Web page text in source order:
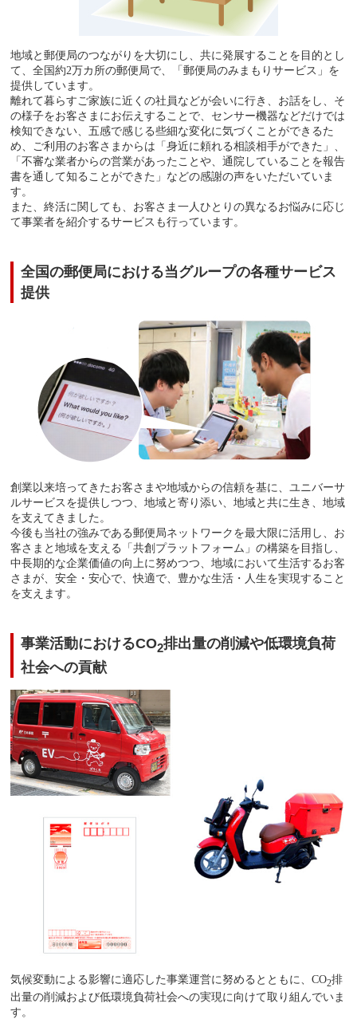
地域と郵便局のつながりを大切にし、共に発展することを目的とし
て、全国約2万カ所の郵便局で、「郵便局のみまもりサービス」を
提供しています。
離れて暮らすご家族に近くの社員などが会いに行き、お話をし、そ
の様子をお客さまにお伝えすることで、センサー機器などだけでは
検知できない、五感で感じる些細な変化に気づくことができるた
め、ご利用のお客さまからは「身近に頼れる相談相手ができた」、
「不審な業者からの営業があったことや、通院していることを報告
書を通して知ることができた」などの感謝の声をいただいていま
す。
また、終活に関しても、お客さま一人ひとりの異なるお悩みに応じ
て事業者を紹介するサービスも行っています。
全国の郵便局における当グループの各種サービス
提供
創業以来培ってきたお客さまや地域からの信頼を基に、ユニバーサ
ルサービスを提供しつつ、地域と寄り添い、地域と共に生き、地域
を支えてきました。
今後も当社の強みである郵便局ネットワークを最大限に活用し、お
客さまと地域を支える「共創プラットフォーム」の構築を目指し、
中長期的な企業価値の向上に努めつつ、地域において生活するお客
さまが、安全・安心で、快適で、豊かな生活・人生を実現すること
を支えます。
事業活動におけるCO2排出量の削減や低環境負荷
社会への貢献
気候変動による影響に適応した事業運営に努めるとともに、CO2排
出量の削減および低環境負荷社会への実現に向けて取り組んでいま
す。